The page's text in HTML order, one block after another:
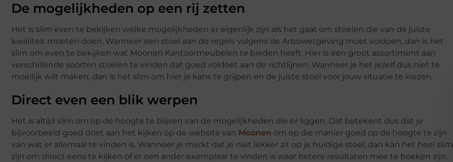
De mogelijkheden op een rij zetten
Het is slim even te bekijken welke mogelijkheden er eigenlijk zijn als het gaat om stoelen die van de juiste
kwaliteit moeten doen. Wanneer een stoel aan de regels volgens de Arbowetgeving moet voldoen, dan is het
slim om even te bekijken wat Moonen Kantoormeubelen te bieden heeft. Hier is een groot assortiment aan
verschillende soorten stoelen te vinden dat goed voldoet aan de richtlijnen. Wanneer je het jezelf dus niet te
moeilijk wilt maken, dan is het slim om hier je kans te grijpen en de juiste stoel voor jouw situatie te kiezen.
Direct even een blik werpen
Het is altijd slim om op de hoogte te blijven van de mogelijkheden die er liggen. Dat betekent dus dat je
bijvoorbeeld goed doet aan het kijken op de website van Moonen om op die manier goed op de hoogte te zijn
van wat er allemaal te vinden is. Wanneer je merkt dat je niet lekker zit op je huidige stoel, dan kan het heel slim
zijn om direct eens te kijken of er een ander exemplaar te vinden is waar betere resultaten mee te boeken zijn.